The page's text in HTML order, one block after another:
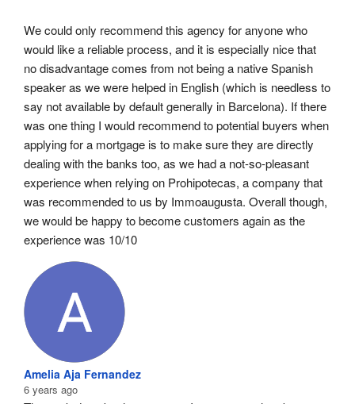
We could only recommend this agency for anyone who
would like a reliable process, and it is especially nice that
no disadvantage comes from not being a native Spanish
speaker as we were helped in English (which is needless to
say not available by default generally in Barcelona). If there
was one thing I would recommend to potential buyers when
applying for a mortgage is to make sure they are directly
dealing with the banks too, as we had a not-so-pleasant
experience when relying on Prohipotecas, a company that
was recommended to us by Immoaugusta. Overall though,
we would be happy to become customers again as the
experience was 10/10
Amelia Aja Fernandez
6 years ago